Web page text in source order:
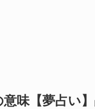
意味【夢占い